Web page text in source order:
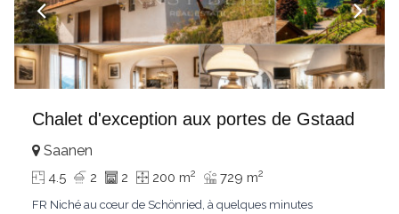
Chalet d'exception aux portes de Gstaad
Saanen
4.5 2 2 200 m2 729 m2
FR Niché au cœur de Schönried, à quelques minutes